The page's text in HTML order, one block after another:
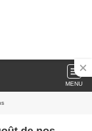
MENU